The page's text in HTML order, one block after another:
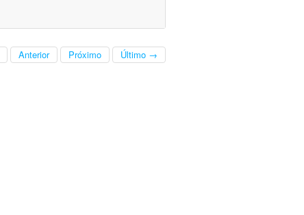
Anterior Próximo Último →